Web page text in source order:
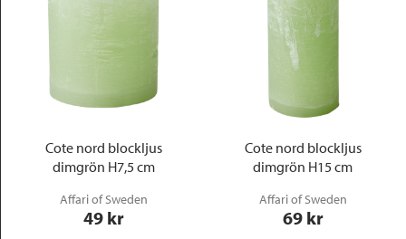
Cote nord blockljus
dimgrön H7,5 cm
Affari of Sweden
49 kr
Cote nord blockljus
dimgrön H15 cm
Affari of Sweden
69 kr